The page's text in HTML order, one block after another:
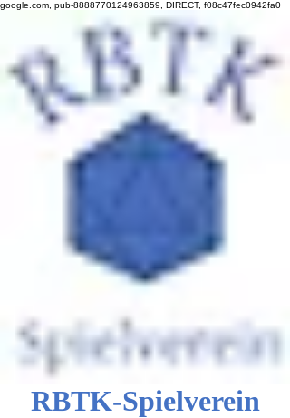
google.com, pub-8888770124963859, DIRECT, f08c47fec0942fa0
RBTK-Spielverein